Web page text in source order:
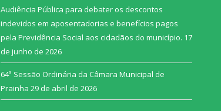
Audiência Pública para debater os descontos
indevidos em aposentadorias e benefícios pagos
pela Previdência Social aos cidadãos do município. 17
de junho de 2026
64ª Sessão Ordinária da Câmara Municipal de
Prainha 29 de abril de 2026